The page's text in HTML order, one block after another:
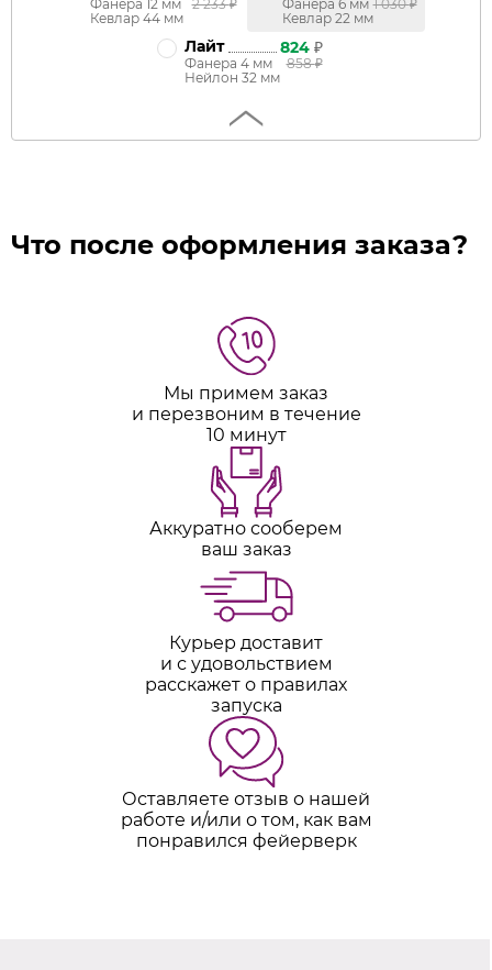
Фанера 12 мм
Кевлар 44 мм
2 233₽
Фанера 6 мм
Кевлар 22 мм
1 030₽
Лайт
Фанера 4 мм
Нейлон 32 мм
824₽
858₽
Что после оформления заказа?
Мы примем заказ
и перезвоним в течение
10 минут
Аккуратно сооберем
ваш заказ
Курьер доставит
и с удовольствием
расскажет о правилах
запуска
Оставляете отзыв о нашей
работе и/или о том, как вам
понравился фейерверк